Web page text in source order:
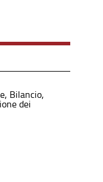
Bilancio,
dei